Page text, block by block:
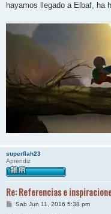
hayamos llegado a Elbaf, ha
superflah23
Aprendiz
Re: Referencias e
MSab Jun 11, 2016 5:38 pm